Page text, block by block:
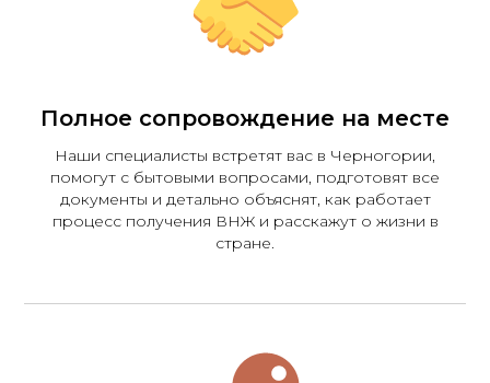
Полное сопровождение на месте
Наши специалисты встретят вас в Черногории,
помогут с бытовыми вопросами, подготовят все
документы и детально объяснят, как работает
процесс получения ВНЖ и расскажут о жизни в
стране.